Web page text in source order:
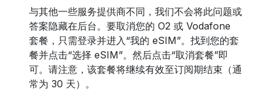
与其他一些服务提供商不同，我们不会将此问题或
答案隐藏在后台。要取消您的 O2 或 Vodafone
套餐，只需登录并进入“我的 eSIM”。找到您的套
餐并点击“选择 eSIM”。然后点击“取消套餐”即
可。请注意，该套餐将继续有效至订阅期结束（通
常为 30 天）。